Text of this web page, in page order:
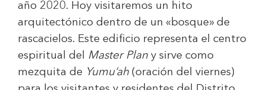
año 2020. Hoy visitaremos un hito
arquitectónico dentro de un «bosque» de
rascacielos. Este edificio representa el centro
espiritual del Master Plan y sirve como
mezquita de Yumu‘ah (oración del viernes)